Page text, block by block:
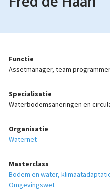
Functie
Assetmanager, team
Specialisatie
Waterbodemsaneringen en
Organisatie
Waternet
Masterclass
Bodem en water,
Omgevingswet